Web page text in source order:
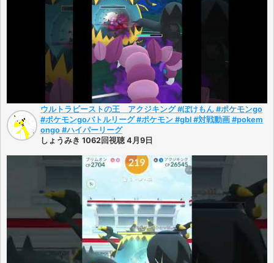
ウルトラビーストの王 アクジキング #ぽけもん #ポケモンgo
#ポケモンgoバトルリーグ #ポケモン #gbl #対戦動画 #pokem
ongo #ハイパーリーグ
しょうみき 1062回視聴 4月9日